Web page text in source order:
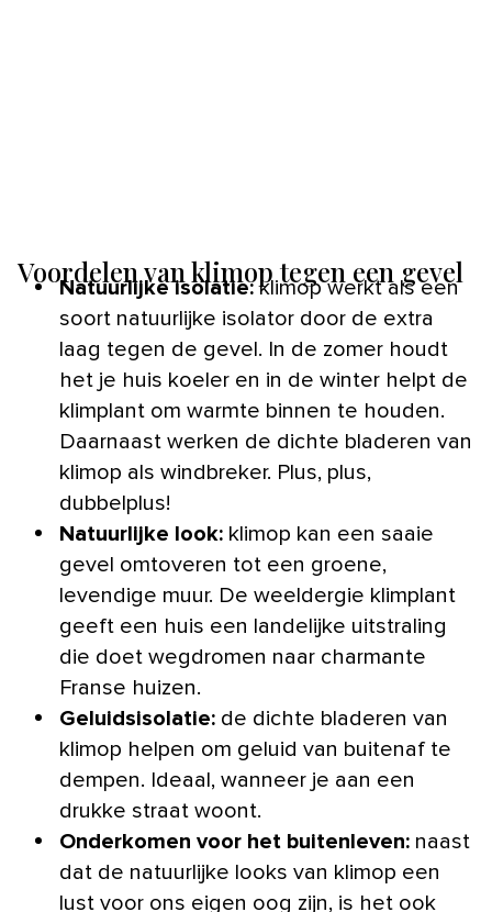
Voordelen van klimop tegen een gevel
Natuurlijke isolatie:klimop werkt als een
soort natuurlijke isolator door de extra
laag tegen de gevel. In de zomer houdt
het je huis koeler en in de winter helpt de
klimplant om warmte binnen te houden.
Daarnaast werken de dichte bladeren van
klimop als windbreker. Plus, plus,
dubbelplus!
Natuurlijke look: klimop kan een saaie
gevel omtoveren tot een groene,
levendige muur. De weeldergie klimplant
geeft een huis een landelijke uitstraling
die doet wegdromen naar charmante
Franse huizen.
Geluidsisolatie: de dichte bladeren van
klimop helpen om geluid van buitenaf te
dempen. Ideaal, wanneer je aan een
drukke straat woont.
Onderkomen voor het buitenleven: naast
dat de natuurlijke looks van klimop een
lust voor ons eigen oog zijn, is het ook